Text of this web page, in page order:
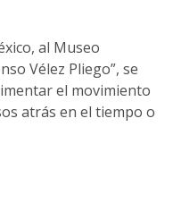
al Museo
Vélez Pliego”, se
el movimiento
atrás en el tiempo o